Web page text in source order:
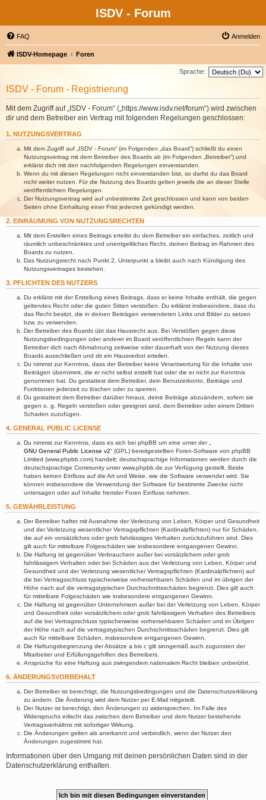
ISDV - Forum
FAQ Anmelden
ISDV-Homepage Foren
Sprache:
ISDV - Forum - Registrierung
Mit dem Zugriff auf „ISDV - Forum“ („https://www.isdv.net/forum“) wird zwischen
dir und dem Betreiber ein Vertrag mit folgenden Regelungen geschlossen:
1. NUTZUNGSVERTRAG
Mit dem Zugriff auf „ISDV - Forum“ (im Folgenden „das Board“) schließt du einen
Nutzungsvertrag mit dem Betreiber des Boards ab (im Folgenden „Betreiber“) und
erklärst dich mit den nachfolgenden Regelungen einverstanden.
Wenn du mit diesen Regelungen nicht einverstanden bist, so darfst du das Board
nicht weiter nutzen. Für die Nutzung des Boards gelten jeweils die an dieser Stelle
veröffentlichten Regelungen.
Der Nutzungsvertrag wird auf unbestimmte Zeit geschlossen und kann von beiden
Seiten ohne Einhaltung einer Frist jederzeit gekündigt werden.
2. EINRÄUMUNG VON NUTZUNGSRECHTEN
Mit dem Erstellen eines Beitrags erteilst du dem Betreiber ein einfaches, zeitlich und
räumlich unbeschränktes und unentgeltliches Recht, deinen Beitrag im Rahmen des
Boards zu nutzen.
Das Nutzungsrecht nach Punkt 2, Unterpunkt a bleibt auch nach Kündigung des
Nutzungsvertrages bestehen.
3. PFLICHTEN DES NUTZERS
Du erklärst mit der Erstellung eines Beitrags, dass er keine Inhalte enthält, die gegen
geltendes Recht oder die guten Sitten verstoßen. Du erklärst insbesondere, dass du
das Recht besitzt, die in deinen Beiträgen verwendeten Links und Bilder zu setzen
bzw. zu verwenden.
Der Betreiber des Boards übt das Hausrecht aus. Bei Verstößen gegen diese
Nutzungsbedingungen oder anderer im Board veröffentlichten Regeln kann der
Betreiber dich nach Abmahnung zeitweise oder dauerhaft von der Nutzung dieses
Boards ausschließen und dir ein Hausverbot erteilen.
Du nimmst zur Kenntnis, dass der Betreiber keine Verantwortung für die Inhalte von
Beiträgen übernimmt, die er nicht selbst erstellt hat oder die er nicht zur Kenntnis
genommen hat. Du gestattest dem Betreiber, dein Benutzerkonto, Beiträge und
Funktionen jederzeit zu löschen oder zu sperren.
Du gestattest dem Betreiber darüber hinaus, deine Beiträge abzuändern, sofern sie
gegen o. g. Regeln verstoßen oder geeignet sind, dem Betreiber oder einem Dritten
Schaden zuzufügen.
4. GENERAL PUBLIC LICENSE
Du nimmst zur Kenntnis, dass es sich bei phpBB um eine unter der „
GNU General Public License v2“ (GPL) bereitgestellten Foren-Software von phpBB
Limited (www.phpbb.com) handelt; deutschsprachige Informationen werden durch die
deutschsprachige Community unter www.phpbb.de zur Verfügung gestellt. Beide
haben keinen Einfluss auf die Art und Weise, wie die Software verwendet wird. Sie
können insbesondere die Verwendung der Software für bestimmte Zwecke nicht
untersagen oder auf Inhalte fremder Foren Einfluss nehmen.
5. GEWÄHRLEISTUNG
Der Betreiber haftet mit Ausnahme der Verletzung von Leben, Körper und Gesundheit
und der Verletzung wesentlicher Vertragspflichten (Kardinalpflichten) nur für Schäden,
die auf ein vorsätzliches oder grob fahrlässiges Verhalten zurückzuführen sind. Dies
gilt auch für mittelbare Folgeschäden wie insbesondere entgangenen Gewinn.
Die Haftung ist gegenüber Verbrauchern außer bei vorsätzlichem oder grob
fahrlässigem Verhalten oder bei Schäden aus der Verletzung von Leben, Körper und
Gesundheit und der Verletzung wesentlicher Vertragspflichten (Kardinalpflichten) auf
die bei Vertragsschluss typischerweise vorhersehbaren Schäden und im übrigen der
Höhe nach auf die vertragstypischen Durchschnittsschäden begrenzt. Dies gilt auch
für mittelbare Folgeschäden wie insbesondere entgangenen Gewinn.
Die Haftung ist gegenüber Unternehmern außer bei der Verletzung von Leben, Körper
und Gesundheit oder vorsätzlichem oder grob fahrlässigem Verhalten des Betreibers
auf die bei Vertragsschluss typischerweise vorhersehbaren Schäden und im Übrigen
der Höhe nach auf die vertragstypischen Durchschnittsschäden begrenzt. Dies gilt
auch für mittelbare Schäden, insbesondere entgangenen Gewinn.
Die Haftungsbegrenzung der Absätze a bis c gilt sinngemäß auch zugunsten der
Mitarbeiter und Erfüllungsgehilfen des Betreibers.
Ansprüche für eine Haftung aus zwingendem nationalem Recht bleiben unberührt.
6. ÄNDERUNGSVORBEHALT
Der Betreiber ist berechtigt, die Nutzungsbedingungen und die Datenschutzerklärung
zu ändern. Die Änderung wird dem Nutzer per E-Mail mitgeteilt.
Der Nutzer ist berechtigt, den Änderungen zu widersprechen. Im Falle des
Widerspruchs erlischt das zwischen dem Betreiber und dem Nutzer bestehende
Vertragsverhältnis mit sofortiger Wirkung.
Die Änderungen gelten als anerkannt und verbindlich, wenn der Nutzer den
Änderungen zugestimmt hat.
Informationen über den Umgang mit deinen persönlichen Daten sind in der
Datenschutzerklärung enthalten.